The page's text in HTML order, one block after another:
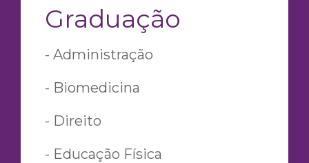
Graduação
- Administração
- Biomedicina
- Direito
- Educação Física